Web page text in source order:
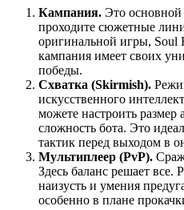
Кампания. Это
проходите сюжетные
оригинальной игры, Soul
кампания имеет своих
победы.
Схватка (Skirmish).
искусственного
можете настроить размер
сложность бота. Это
тактик перед выходом в
Мультиплеер (PvP).
Здесь баланс решает все.
наизусть и умения
особенно в плане